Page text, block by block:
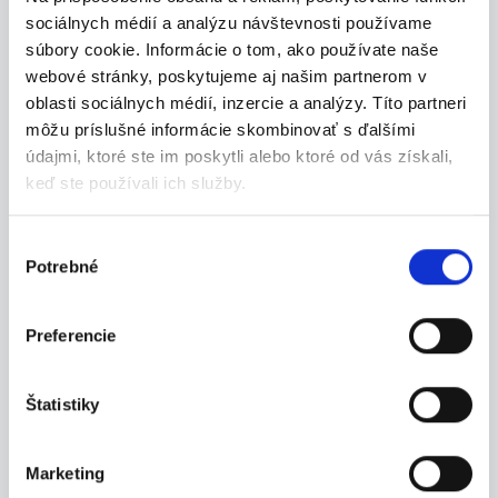
sociálnych médií a analýzu návštevnosti používame
súbory cookie. Informácie o tom, ako používate naše
webové stránky, poskytujeme aj našim partnerom v
oblasti sociálnych médií, inzercie a analýzy. Títo partneri
môžu príslušné informácie skombinovať s ďalšími
údajmi, ktoré ste im poskytli alebo ktoré od vás získali,
keď ste používali ich služby.
súhlasu
Potrebné
Preferencie
Štatistiky
Marketing
Hľadáme mužov na prácu závozníka pri rozvoze
tov...
Prešov
P. J. Servis, s. r. o.
rozvoze elektrospotrebičov
Hľadáme mužov na prácu závozníka pri rozvoze
Prešov